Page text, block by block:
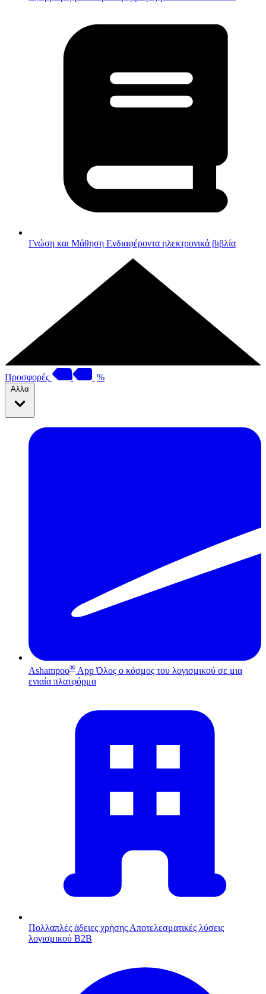
Γνώση και Μάθηση Ενδιαφέροντα ηλεκτρονικά βιβλία
Προσφορές %
Αλλα
Ashampoo® App Όλος ο κόσμος του λογισμικού σε μια
ενιαία πλατφόρμα
Πολλαπλές άδειες χρήσης Αποτελεσματικές λύσεις
λογισμικού B2B